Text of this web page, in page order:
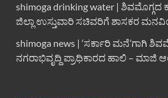
shimoga drinking water | ಶಿವಮೊಗ್ಗದ
ಜಿಲ್ಲಾ ಉಸ್ತುವಾರಿ ಸಚಿವರಿಗೆ ಶಾಸಕರ
shimoga news | ‘ಸರ್ಕಾರಿ ಮನೆ’ಗಾಗಿ
ನಗರಾಭಿವೃದ್ದಿ ಪ್ರಾಧಿಕಾರದ ಹಾಲಿ – ಮಾಜಿ